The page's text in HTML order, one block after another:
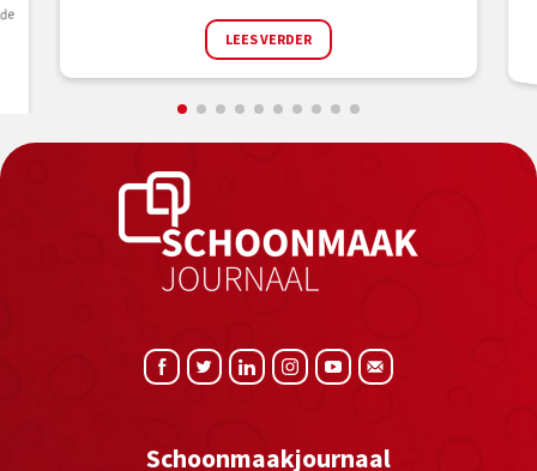
LEES VERDER
Schoonmaakjournaal